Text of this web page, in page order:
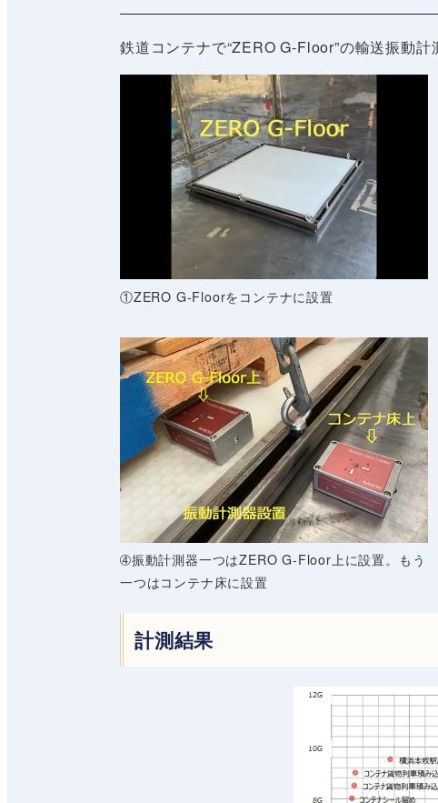
鉄道コンテナで“ZERO G-Floor”の輸送振動
①ZERO G-Floorをコンテナに設置
➃振動計測器一つはZERO G-Floor上に設置。もう
一つはコンテナ床に設置
計測結果